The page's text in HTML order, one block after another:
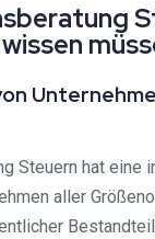
Steuern hat eine
aller